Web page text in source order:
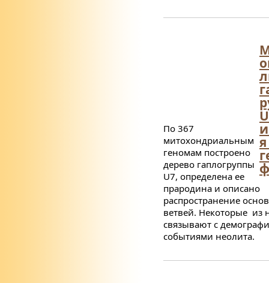
По 367
митохондриальным
геномам построено
дерево гаплогруппы
U7, определена ее
прародина и описано
распространение
ветвей. Некоторые из
связывают с
событиями неолита.